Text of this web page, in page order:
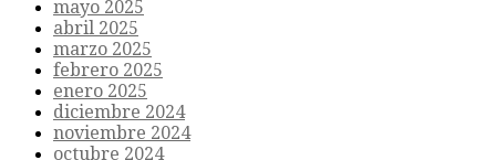
mayo 2025
abril 2025
marzo 2025
febrero 2025
enero 2025
diciembre 2024
noviembre 2024
octubre 2024